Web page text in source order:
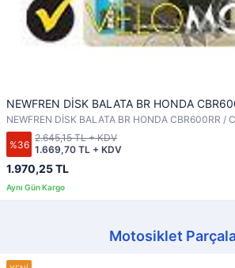
NEWFREN DİSK BALATA BR HONDA
NEWFREN DİSK BALATA BR HONDA CBR600RR /
%36
1.970,25 TL
1.669,70 TL + KDV
2.645,15 TL + KDV
Motosiklet